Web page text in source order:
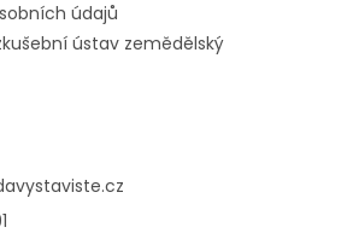
v
ý
údajů
ústav zemědělský